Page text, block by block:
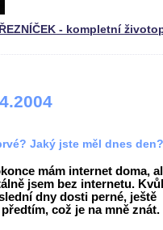
- kompletní
Jaký jste měl dnes den?
mám internet doma,
jsem bez internetu.
dny dosti perné, ještě
což je na mně znát.